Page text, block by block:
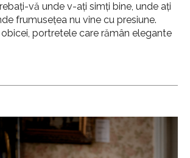
vă unde v-ați simți bine, unde ați
frumusețea nu vine cu presiune.
portretele care rămân elegante